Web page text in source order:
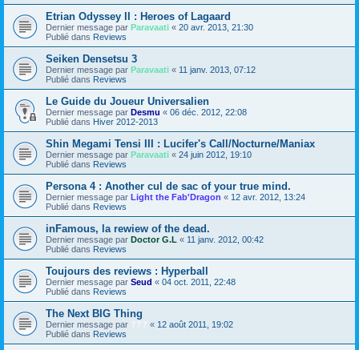
Etrian Odyssey II : Heroes of Lagaard
Dernier message par Paravaati « 20 avr. 2013, 21:30
Publié dans Reviews
Seiken Densetsu 3
Dernier message par Paravaati « 11 janv. 2013, 07:12
Publié dans Reviews
Le Guide du Joueur Universalien
Dernier message par Desmu « 06 déc. 2012, 22:08
Publié dans Hiver 2012-2013
Shin Megami Tensi III : Lucifer's Call/Nocturne/Maniax
Dernier message par Paravaati « 24 juin 2012, 19:10
Publié dans Reviews
Persona 4 : Another cul de sac of your true mind.
Dernier message par Light the Fab'Dragon « 12 avr. 2012, 13:24
Publié dans Reviews
inFamous, la rewiew of the dead.
Dernier message par Doctor G.L « 11 janv. 2012, 00:42
Publié dans Reviews
Toujours des reviews : Hyperball
Dernier message par Seud « 04 oct. 2011, 22:48
Publié dans Reviews
The Next BIG Thing
Dernier message par ??? « 12 août 2011, 19:02
Publié dans Reviews